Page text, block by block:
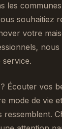
les
souhaitiez
votre
Écouter vos
mode de vie
ressemblent.